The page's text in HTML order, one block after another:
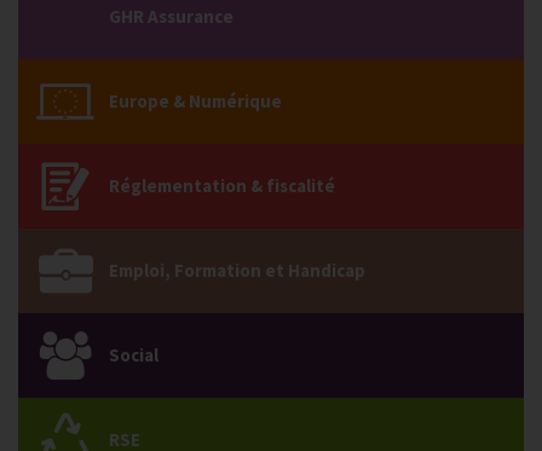
GHR Assurance
Europe & Numérique
Réglementation & fiscalité
Emploi, Formation et Handicap
Social
RSE